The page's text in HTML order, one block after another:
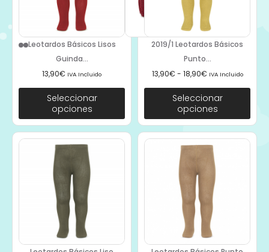
Leotardos Básicos Lisos
Guinda...
13,90€ IVA Incluido
Seleccionar
opciones
2019/1 Leotardos Básicos
Punto...
13,90€ - 18,90€ IVA Incluido
Seleccionar
opciones